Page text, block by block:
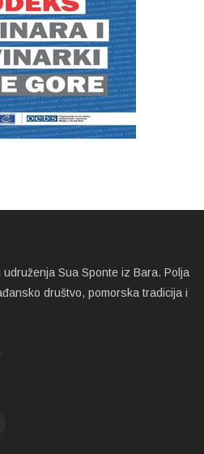
Sua Sponte iz Bara. Polja
društvo, pomorska tradicija i